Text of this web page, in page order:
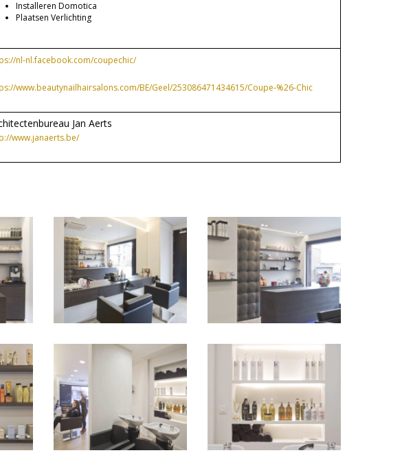
Installeren Domotica
Plaatsen Verlichting
nl-nl.facebook.com/coupechic/
www.beautynailhairsalons.com/BE/Geel/253086471434615/Coupe-%26-Chic
Jan Aerts
www.janaerts.be/